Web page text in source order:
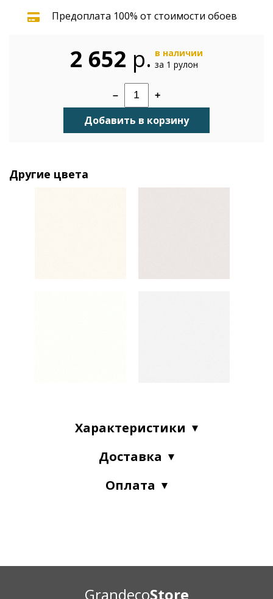
Предоплата 100% от стоимости обоев
2 652 р. в наличии
за 1 рулон
– +
Добавить в корзину
Другие цвета
Характеристики
Доставка
Оплата
GrandecoStore